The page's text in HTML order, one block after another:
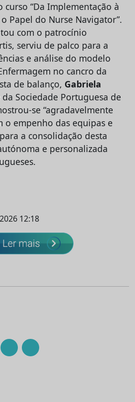
curso “Da Implementação à
Papel do Nurse Navigator”.
com o patrocínio
serviu de palco para a
e análise do modelo
no cancro da
de balanço, Gabriela
Sociedade Portuguesa de
se “agradavelmente
o empenho das equipas e
a consolidação desta
e personalizada
12:18